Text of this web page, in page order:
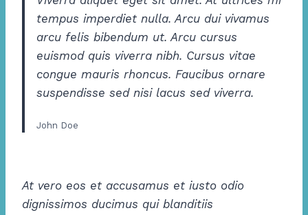
tempus imperdiet nulla. Arcu dui vivamus
arcu felis bibendum ut. Arcu cursus
euismod quis viverra nibh. Cursus vitae
congue mauris rhoncus. Faucibus ornare
suspendisse sed nisi lacus sed viverra.
John Doe
At vero eos et accusamus et iusto odio
dignissimos ducimus qui blanditiis